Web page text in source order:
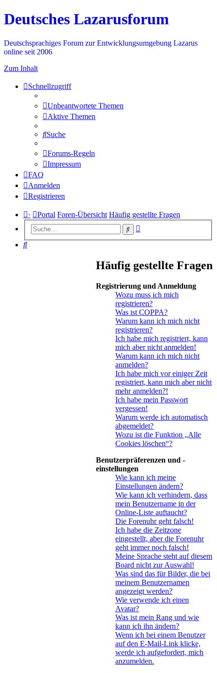
Deutsches Lazarusforum
Deutschsprachiges Forum zur Entwicklungsumgebung Lazarus
online seit 2006
Zum Inhalt
Schnellzugriff
Unbeantwortete Themen
Aktive Themen
Suche
Forums-Regeln
Impressum
FAQ
Anmelden
Registrieren
· Portal Foren-Übersicht Häufig gestellte Fragen
Suche
Suche
Häufig gestellte Fragen
Registrierung und Anmeldung
Wozu muss ich mich
registrieren?
Was ist COPPA?
Warum kann ich mich nicht
registrieren?
Ich habe mich registriert, kann
mich aber nicht anmelden!
Warum kann ich mich nicht
anmelden?
Ich habe mich vor einiger Zeit
registriert, kann mich aber nicht
mehr anmelden?!
Ich habe mein Passwort
vergessen!
Warum werde ich automatisch
abgemeldet?
Wozu ist die Funktion „Alle
Cookies löschen“?
Benutzerpräferenzen und -
einstellungen
Wie kann ich meine
Einstellungen ändern?
Wie kann ich verhindern, dass
mein Benutzername in der
Online-Liste auftaucht?
Die Forenuhr geht falsch!
Ich habe die Zeitzone
eingestellt, aber die Forenuhr
geht immer noch falsch!
Meine Sprache steht auf diesem
Board nicht zur Auswahl!
Was sind das für Bilder, die bei
meinem Benutzernamen
angezeigt werden?
Wie verwende ich einen
Avatar?
Was ist mein Rang und wie
kann ich ihn ändern?
Wenn ich bei einem Benutzer
auf den E-Mail-Link klicke,
werde ich aufgefordert, mich
anzumelden.